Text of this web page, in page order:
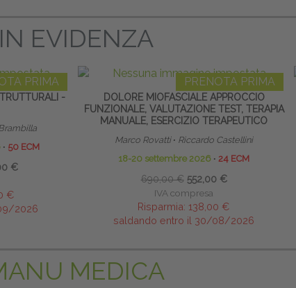
IN EVIDENZA
PRIMA
-
∙ 50 ECM
€
€
2026
PRENOTA PRIMA
DOLORE MIOFASCIALE APPROCCIO
FUNZIONALE, VALUTAZIONE TEST, TERAPIA
MANUALE, ESERCIZIO TERAPEUTICO
Marco Rovatti ∙ Riccardo Castellini
18-20 settembre 2026 ∙ 24 ECM
690,00 € 552,00 €
IVA compresa
Risparmia: 138,00 €
saldando entro il 30/08/2026
MEDICA